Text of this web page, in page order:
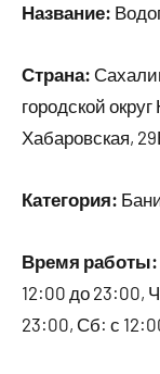
Название:
Страна:
городской
Хабаровская,
Категория:
Время работы:
12:00 до 23:00,
23:00, Сб: с